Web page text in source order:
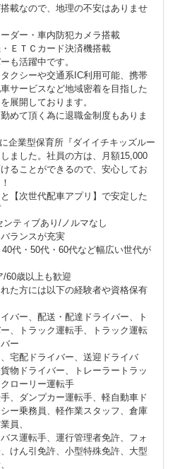
載なので、地理の不安はありませ
ダー・車内防犯カメラ搭載
ＥＴＣカード決済機搭載
も活躍中です。
クシーや交通系IC利用可能、携帯
サービスなど地域密着を目指した
展開しております。
めて頂く為に退職金制度もありま
企業型保育所『ダイイチキッズルー
ました。社員の方は、月額15,000
ることができるので、安心してお
【次世代配車アプリ】で安定した
ティブあり/ノルマなし
ランスが充実
代・50代・60代など幅広い世代が
60歳以上も歓迎
た方には以下の経験者や資格保有
バー、配送・配達ドライバー、ト
、トラック運転手、トラック運転
ー
宅配ドライバー、送迎ドライバ
物ドライバー、トレーラートラッ
ローリー運転手
、ダンプカー運転手、軽自動車ド
ー乗務員、軽作業スタッフ、倉庫
員、
ス運転手、運行管理者免許、フォ
けん引免許、小型特殊免許、大型